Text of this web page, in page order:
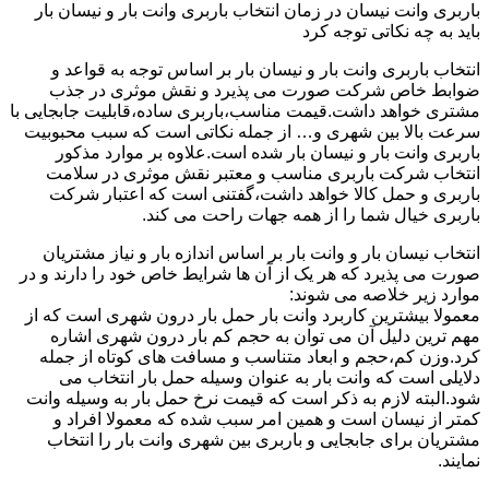
باربری وانت نیسان در زمان انتخاب باربری وانت بار و نیسان بار
باید به چه نکاتی توجه کرد
انتخاب باربری وانت بار و نیسان بار بر اساس توجه به قواعد و
ضوابط خاص شرکت صورت می پذیرد و نقش موثری در جذب
مشتری خواهد داشت.قیمت مناسب،باربری ساده،قابلیت جابجایی با
سرعت بالا بین شهری و… از جمله نکاتی است که سبب محبوبیت
باربری وانت بار و نیسان بار شده است.علاوه بر موارد مذکور
انتخاب شرکت باربری مناسب و معتبر نقش موثری در سلامت
باربری و حمل کالا خواهد داشت،گفتنی است که اعتبار شرکت
باربری خیال شما را از همه جهات راحت می کند.
انتخاب نیسان بار و وانت بار بر اساس اندازه بار و نیاز مشتریان
صورت می پذیرد که هر یک از آن ها شرایط خاص خود را دارند و در
موارد زیر خلاصه می شوند:
معمولا بیشترین کاربرد وانت بار حمل بار درون شهری است که از
مهم ترین دلیل آن می توان به حجم کم بار درون شهری اشاره
کرد.وزن کم،حجم و ابعاد متناسب و مسافت های کوتاه از جمله
دلایلی است که وانت بار به عنوان وسیله حمل بار انتخاب می
شود.البته لازم به ذکر است که قیمت نرخ حمل بار به وسیله وانت
کمتر از نیسان است و همین امر سبب شده که معمولا افراد و
مشتریان برای جابجایی و باربری بین شهری وانت بار را انتخاب
نمایند.